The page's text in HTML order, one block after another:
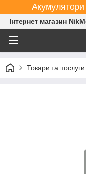
Інтернет магазин
Товари та послуги